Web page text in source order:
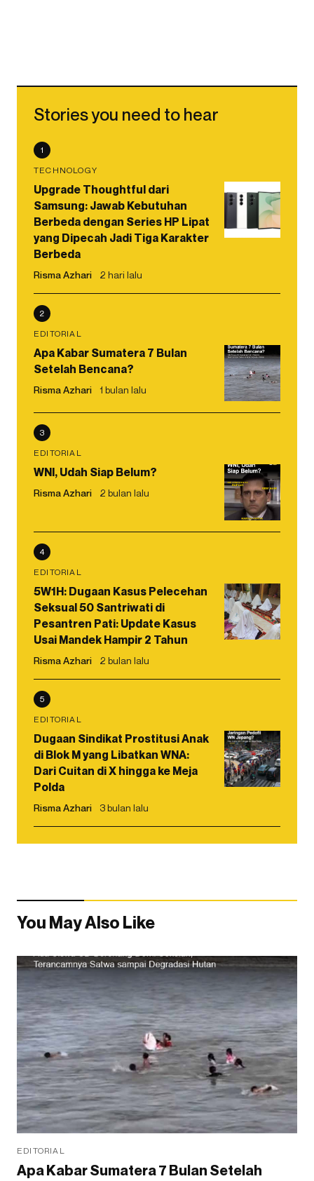
Stories you need to hear
1
TECHNOLOGY
Upgrade Thoughtful dari
Samsung: Jawab Kebutuhan
Berbeda dengan Series HP Lipat
yang Dipecah Jadi Tiga Karakter
Berbeda
Risma Azhari 2 hari lalu
2
EDITORIAL
Apa Kabar Sumatera 7 Bulan
Setelah Bencana?
Risma Azhari 1 bulan lalu
3
EDITORIAL
WNI, Udah Siap Belum?
Risma Azhari 2 bulan lalu
4
EDITORIAL
5W1H: Dugaan Kasus Pelecehan
Seksual 50 Santriwati di
Pesantren Pati: Update Kasus
Usai Mandek Hampir 2 Tahun
Risma Azhari 2 bulan lalu
5
EDITORIAL
Dugaan Sindikat Prostitusi Anak
di Blok M yang Libatkan WNA:
Dari Cuitan di X hingga ke Meja
Polda
Risma Azhari 3 bulan lalu
You May Also Like
EDITORIAL
Apa Kabar Sumatera 7 Bulan Setelah